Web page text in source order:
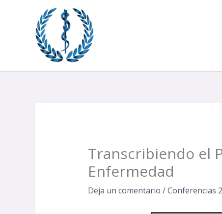
contenido
Transcribiendo el
Enfermedad
Deja un comentario /Conferencias